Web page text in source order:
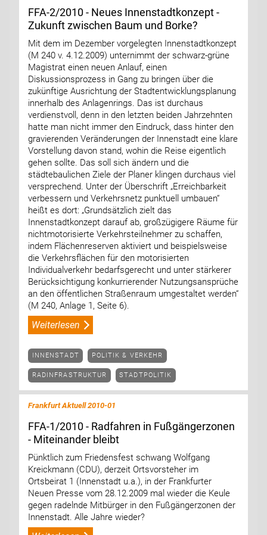
FFA-2/2010 - Neues Innenstadtkonzept -
Zukunft zwischen Baum und Borke?
Mit dem im Dezember vorgelegten Innenstadtkonzept
(M 240 v. 4.12.2009) unternimmt der schwarz-grüne
Magistrat einen neuen Anlauf, einen
Diskussionsprozess in Gang zu bringen über die
zukünftige Ausrichtung der Stadtentwicklungsplanung
innerhalb des Anlagenrings. Das ist durchaus
verdienstvoll, denn in den letzten beiden Jahrzehnten
hatte man nicht immer den Eindruck, dass hinter den
gravierenden Veränderungen der Innenstadt eine klare
Vorstellung davon stand, wohin die Reise eigentlich
gehen sollte. Das soll sich ändern und die
städtebaulichen Ziele der Planer klingen durchaus viel
versprechend. Unter der Überschrift „Erreichbarkeit
verbessern und Verkehrsnetz punktuell umbauen“
heißt es dort: „Grundsätzlich zielt das
Innenstadtkonzept darauf ab, großzügigere Räume für
nichtmotorisierte Verkehrsteilnehmer zu schaffen,
indem Flächenreserven aktiviert und beispielsweise
die Verkehrsflächen für den motorisierten
Individualverkehr bedarfsgerecht und unter stärkerer
Berücksichtigung konkurrierender Nutzungsansprüche
an den öffentlichen Straßenraum umgestaltet werden“
(M 240, Anlage 1, Seite 6).
Weiterlesen
INNENSTADT POLITIK & VERKEHR
RADINFRASTRUKTUR STADTPOLITIK
Frankfurt Aktuell 2010-01
FFA-1/2010 - Radfahren in Fußgängerzonen
- Miteinander bleibt
Pünktlich zum Friedensfest schwang Wolfgang
Kreickmann (CDU), derzeit Ortsvorsteher im
Ortsbeirat 1 (Innenstadt u.a.), in der Frankfurter
Neuen Presse vom 28.12.2009 mal wieder die Keule
gegen radelnde Mitbürger in den Fußgängerzonen der
Innenstadt. Alle Jahre wieder?